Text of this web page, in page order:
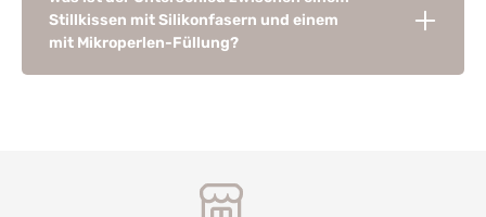
Stillkissen mit Silikonfasern und einem
mit Mikroperlen-Füllung?